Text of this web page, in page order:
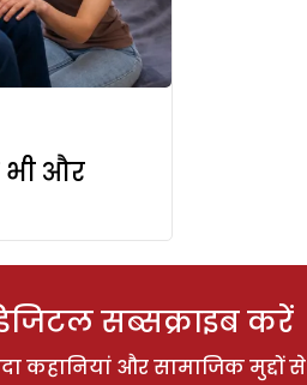
भी और
सब्सक्राइब करें
कहानियां और सामाजिक मुद्दों